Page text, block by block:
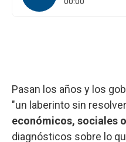
Pasan los años y los
"un laberinto sin
económicos, sociales
diagnósticos sobre lo